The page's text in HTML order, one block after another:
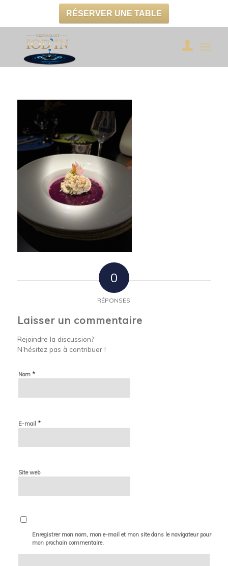
RÉSERVER UNE TABLE
0
RÉPONSES
Laisser un commentaire
Rejoindre la discussion?
N’hésitez pas à contribuer !
Nom *
E-mail *
Site web
Enregistrer mon nom, mon e-mail et mon site dans le navigateur pour
mon prochain commentaire.